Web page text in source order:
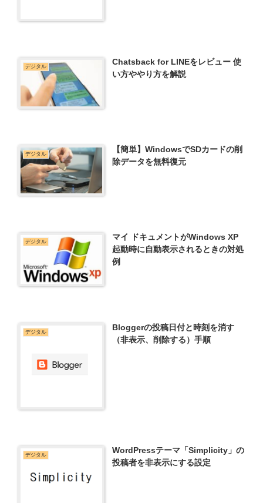
デジタル
Chatsback for LINEをレビュー 使
い方ややり方を解説
デジタル
【簡単】WindowsでSDカードの削
除データを無料復元
デジタル
マイ ドキュメントがWindows XP
起動時に自動表示されるときの対処
例
デジタル
Bloggerの投稿日付と時刻を消す
（非表示、削除する）手順
デジタル
WordPressテーマ「Simplicity」の
投稿者を非表示にする設定